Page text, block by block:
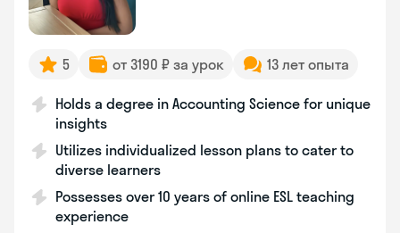
5 от 3190 ₽ за урок 13 лет опыта
Holds a degree in Accounting Science for unique
insights
Utilizes individualized lesson plans to cater to
diverse learners
Possesses over 10 years of online ESL teaching
experience